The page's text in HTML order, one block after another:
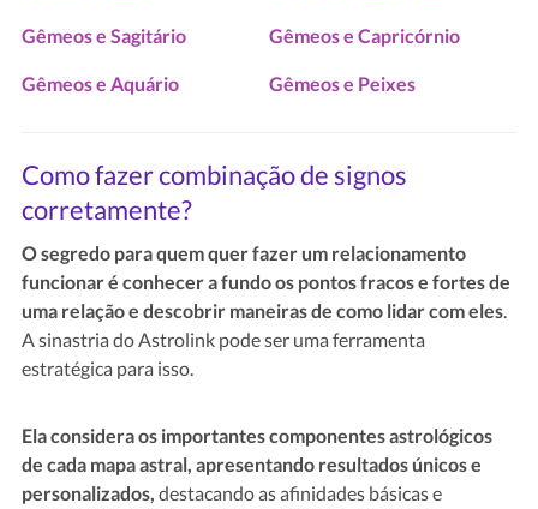
Gêmeos e Sagitário Gêmeos e Capricórnio
Gêmeos e Aquário Gêmeos e Peixes
Como fazer combinação de signos
corretamente?
O segredo para quem quer fazer um relacionamento
funcionar é conhecer a fundo os pontos fracos e fortes de
uma relação e descobrir maneiras de como lidar com eles
A sinastria do Astrolink pode ser uma ferramenta
estratégica para isso.
Ela considera os importantes componentes astrológicos
de cada mapa astral, apresentando resultados únicos e
personalizados, destacando as afinidades básicas e